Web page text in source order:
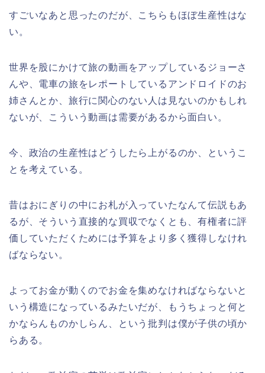
すごいなあと思ったのだが、こちらもほぼ生産性はな
い。
世界を股にかけて旅の動画をアップしているジョーさ
んや、電車の旅をレポートしているアンドロイドのお
姉さんとか、旅行に関心のない人は見ないのかもしれ
ないが、こういう動画は需要があるから面白い。
今、政治の生産性はどうしたら上がるのか、というこ
とを考えている。
昔はおにぎりの中にお札が入っていたなんて伝説もあ
るが、そういう直接的な買収でなくとも、有権者に評
価していただくためには予算をより多く獲得しなけれ
ばならない。
よってお金が動くのでお金を集めなければならないと
いう構造になっているみたいだが、もうちょっと何と
かならんものかしらん、という批判は僕が子供の頃か
らある。